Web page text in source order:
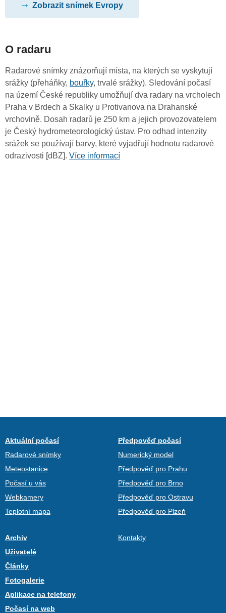
Zobrazit snímek Evropy
O radaru
Radarové snímky znázorňují místa, na kterých se vyskytují
srážky (přeháňky, bouřky, trvalé srážky). Sledování počasí
na území České republiky umožňují dva radary na vrcholech
Praha v Brdech a Skalky u Protivanova na Drahanské
vrchovině. Dosah radarů je 250 km a jejich provozovatelem
je Český hydrometeorologický ústav. Pro odhad intenzity
srážek se používají barvy, které vyjadřují hodnotu radarové
odrazivosti [dBZ]. Více informací
Aktuální počasí
Radarové snímky
Meteostanice
Počasí u vás
Webkamery
Teplotní mapa
Předpověď počasí
Numerický model
Předpověď pro Prahu
Předpověď pro Brno
Předpověď pro Ostravu
Předpověď pro Plzeň
Archiv
Uživatelé
Články
Fotogalerie
Aplikace na telefony
Počasí na web
Kontakty